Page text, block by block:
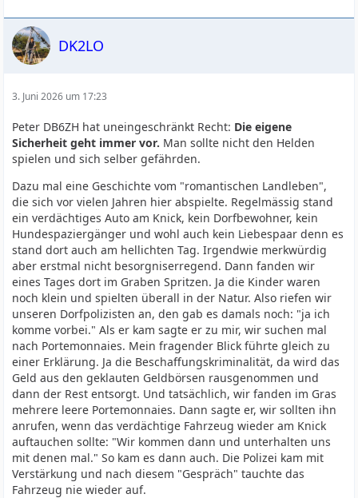
DK2LO
3. Juni 2026 um 17:23
Peter DB6ZH hat uneingeschränkt Recht: Die eigene
Sicherheit geht immer vor. Man sollte nicht den Helden
spielen und sich selber gefährden.
Dazu mal eine Geschichte vom "romantischen Landleben",
die sich vor vielen Jahren hier abspielte. Regelmässig stand
ein verdächtiges Auto am Knick, kein Dorfbewohner, kein
Hundespaziergänger und wohl auch kein Liebespaar denn es
stand dort auch am hellichten Tag. Irgendwie merkwürdig
aber erstmal nicht besorgniserregend. Dann fanden wir
eines Tages dort im Graben Spritzen. Ja die Kinder waren
noch klein und spielten überall in der Natur. Also riefen wir
unseren Dorfpolizisten an, den gab es damals noch: "ja ich
komme vorbei." Als er kam sagte er zu mir, wir suchen mal
nach Portemonnaies. Mein fragender Blick führte gleich zu
einer Erklärung. Ja die Beschaffungskriminalität, da wird das
Geld aus den geklauten Geldbörsen rausgenommen und
dann der Rest entsorgt. Und tatsächlich, wir fanden im Gras
mehrere leere Portemonnaies. Dann sagte er, wir sollten ihn
anrufen, wenn das verdächtige Fahrzeug wieder am Knick
auftauchen sollte: "Wir kommen dann und unterhalten uns
mit denen mal." So kam es dann auch. Die Polizei kam mit
Verstärkung und nach diesem "Gespräch" tauchte das
Fahrzeug nie wieder auf.